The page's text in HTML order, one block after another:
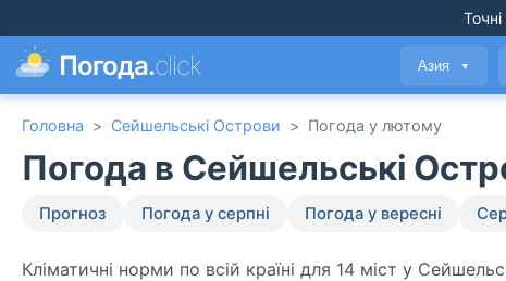
Погода.click Азия ▼
Головна > Сейшельські Острови > Погода у лютому
Погода в Сейшельські
Прогноз Погода у серпні Погода у вересні
Кліматичні норми по всій країні для 14 міст у